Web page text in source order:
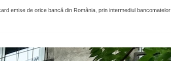
emise de orice bancă din România, prin intermediul bancomatelor